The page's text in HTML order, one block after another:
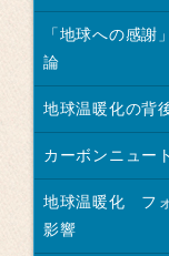
「地球への感謝
論
地球温暖化の背
カーボンニュー
地球温暖化 フ
影響